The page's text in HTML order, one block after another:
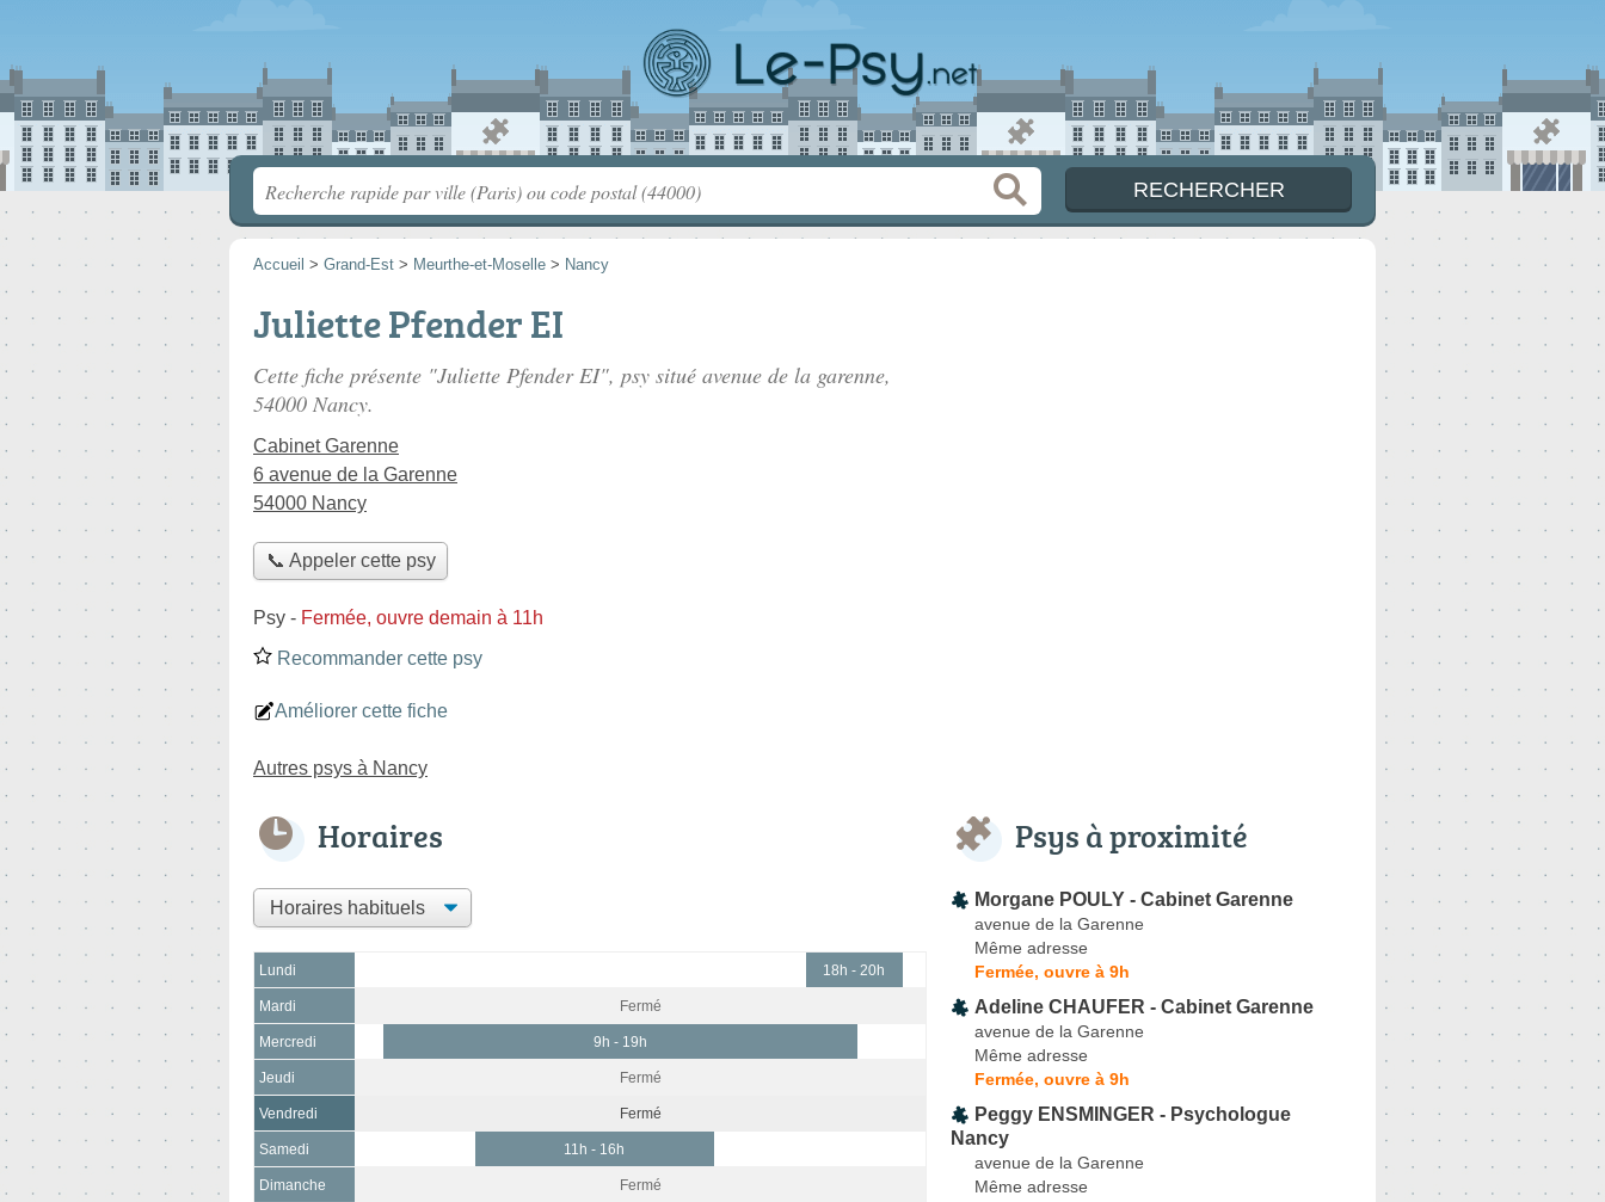
Accueil > Grand-Est > Meurthe-et-Moselle > Nancy
Juliette Pfender EI
Cette fiche présente "Juliette Pfender EI", psy situé avenue de la garenne,
54000 Nancy.
Cabinet Garenne
6 avenue de la Garenne
54000 Nancy
📞 Appeler cette psy
Psy - Fermée, ouvre demain à 11h
Recommander cette psy
Améliorer cette fiche
Autres psys à Nancy
Horaires
Lundi 18h - 20h
Mardi Fermé
Mercredi 9h - 19h
Jeudi Fermé
Vendredi Fermé
Samedi 11h - 16h
Dimanche Fermé
Psys à proximité
Morgane POULY - Cabinet Garenne
avenue de la Garenne
Même adresse
Fermée, ouvre à 9h
Adeline CHAUFER - Cabinet Garenne
avenue de la Garenne
Même adresse
Fermée, ouvre à 9h
Peggy ENSMINGER - Psychologue
Nancy
avenue de la Garenne
Même adresse